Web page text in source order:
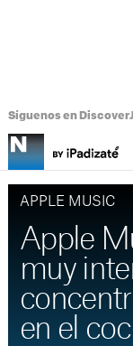
Síguenos en Discover
APPLE MUSIC
Apple
muy
en el